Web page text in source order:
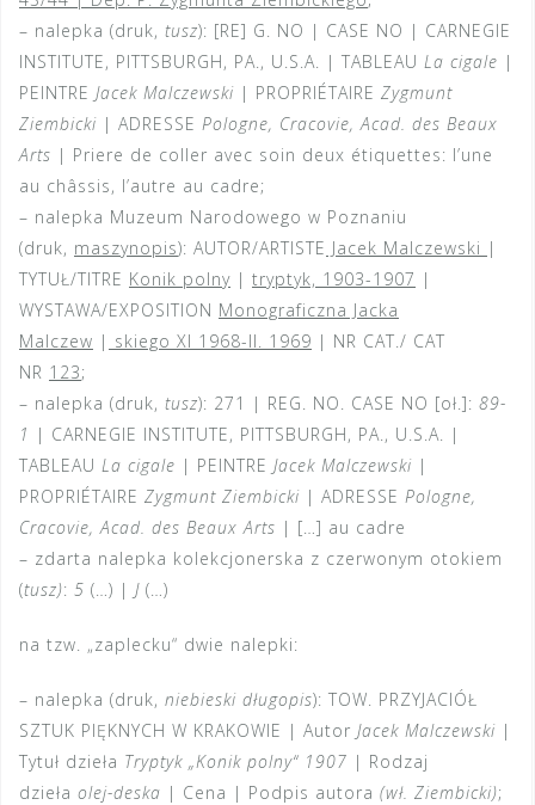
– nalepka (druk, tusz): [RE] G. NO | CASE NO | CARNEGIE
INSTITUTE, PITTSBURGH, PA., U.S.A. | TABLEAU La cigale |
PEINTRE Jacek Malczewski | PROPRIÉTAIRE Zygmunt
Ziembicki | ADRESSE Pologne, Cracovie, Acad. des Beaux
Arts | Priere de coller avec soin deux étiquettes: l’une
au châssis, l’autre au cadre;
– nalepka Muzeum Narodowego w Poznaniu
(druk, maszynopis): AUTOR/ARTISTE Jacek Malczewski |
TYTUŁ/TITRE Konik polny | tryptyk, 1903-1907 |
WYSTAWA/EXPOSITION Monograficzna Jacka
Malczew | skiego XI 1968-II. 1969 | NR CAT./ CAT
NR 123;
– nalepka (druk, tusz): 271 | REG. NO. CASE NO [oł.]: 89-
1 | CARNEGIE INSTITUTE, PITTSBURGH, PA., U.S.A. |
TABLEAU La cigale | PEINTRE Jacek Malczewski |
PROPRIÉTAIRE Zygmunt Ziembicki | ADRESSE Pologne,
Cracovie, Acad. des Beaux Arts | […] au cadre
– zdarta nalepka kolekcjonerska z czerwonym otokiem
(tusz): 5 (…) | J (…)
na tzw. „zaplecku“ dwie nalepki:
– nalepka (druk, niebieski długopis): TOW. PRZYJACIÓŁ
SZTUK PIĘKNYCH W KRAKOWIE | Autor Jacek Malczewski |
Tytuł dzieła Tryptyk „Konik polny“ 1907 | Rodzaj
dzieła olej-deska | Cena | Podpis autora (wł. Ziembicki);